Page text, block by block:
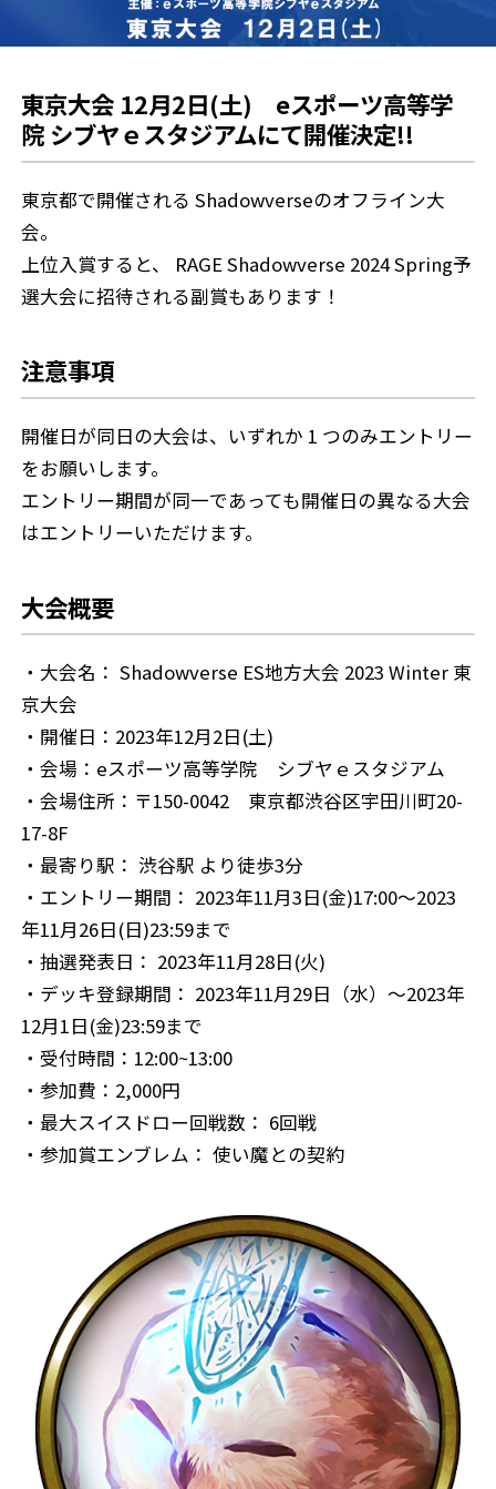
東京大会 12月2日(土) eスポーツ高等学
院 シブヤｅスタジアムにて開催決定!!
東京都で開催される Shadowverseのオフライン大
会。
上位入賞すると、 RAGE Shadowverse 2024 Spring予
選大会に招待される副賞もあります！
注意事項
開催日が同日の大会は、いずれか 1 つのみエントリー
をお願いします。
エントリー期間が同一であっても開催日の異なる大会
はエントリーいただけます。
大会概要
・大会名： Shadowverse ES地方大会 2023 Winter 東
京大会
・開催日：2023年12月2日(土)
・会場：eスポーツ高等学院 シブヤｅスタジアム
・会場住所：〒150-0042 東京都渋谷区宇田川町20-
17-8F
・最寄り駅： 渋谷駅 より徒歩3分
・エントリー期間： 2023年11月3日(金)17:00～2023
年11月26日(日)23:59まで
・抽選発表日： 2023年11月28日(火)
・デッキ登録期間： 2023年11月29日（水）～2023年
12月1日(金)23:59まで
・受付時間：12:00~13:00
・参加費：2,000円
・最大スイスドロー回戦数： 6回戦
・参加賞エンブレム： 使い魔との契約